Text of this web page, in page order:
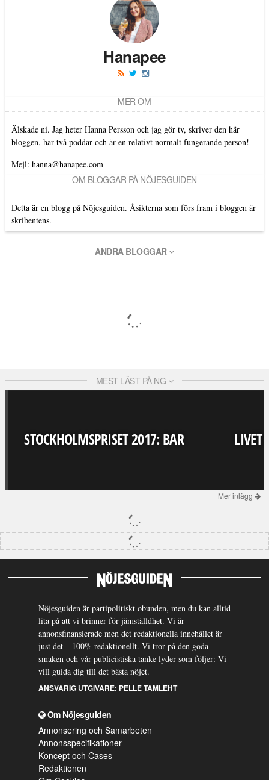
Hanapee
MER OM
Älskade ni. Jag heter Hanna Persson och jag gör tv, skriver den här
bloggen, har två poddar och är en relativt normalt fungerande person!
Mejl: hanna@hanapee.com
OM BLOGGAR PÅ NÖJESGUIDEN
Detta är en blogg på Nöjesguiden. Åsikterna som förs fram i bloggen är
skribentens.
ANDRA BLOGGAR
MEST LÄST PÅ NG
STOCKHOLMSPRISET 2017: BAR LIVET
Mer inlägg
Nöjesguiden är partipolitiskt obunden, men du kan alltid
lita på att vi brinner för jämställdhet. Vi är
annonsfinansierade men det redaktionella innehållet är
just det – 100% redaktionellt. Vi tror på den goda
smaken och vår publicistiska tanke lyder som följer: Vi
vill guida dig till det bästa nöjet.
ANSVARIG UTGIVARE: PELLE TAMLEHT
Om Nöjesguiden
Annonsering och Samarbeten
Annonsspecifikationer
Koncept och Cases
Redaktionen